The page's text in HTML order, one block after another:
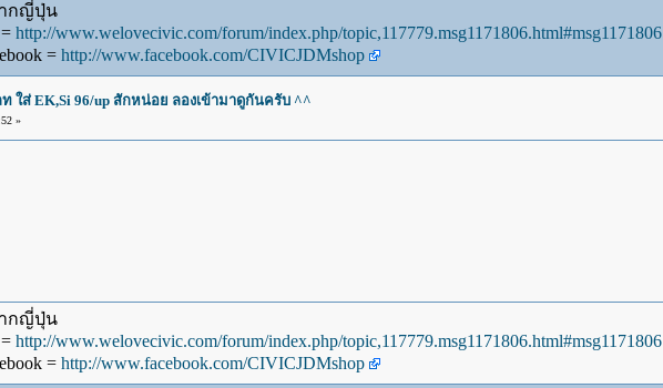
กญี่ปุ่น
http://www.welovecivic.com/forum/index.php/topic,117779.msg1171806.html#msg1171806
= http://www.facebook.com/CIVICJDMshop
ท ใส่ EK,Si 96/up สักหน่อย ลองเข้ามาดูกันครับ ^^
»
กญี่ปุ่น
http://www.welovecivic.com/forum/index.php/topic,117779.msg1171806.html#msg1171806
= http://www.facebook.com/CIVICJDMshop